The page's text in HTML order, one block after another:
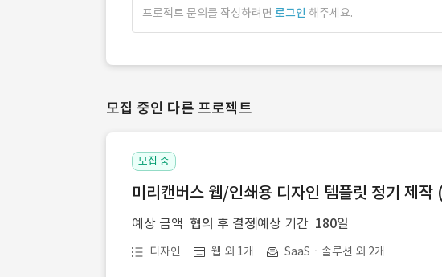
프로젝트 문의를 작성하려면 로그인 해주세요.
모집 중인 다른 프로젝트
모집 중
미리캔버스 웹/인쇄용 디자인 템플릿 정기 제작
예상 금액 협의 후 결정 예상 기간 180일
디자인 웹 외 1개 SaaSㆍ솔루션 외 2개